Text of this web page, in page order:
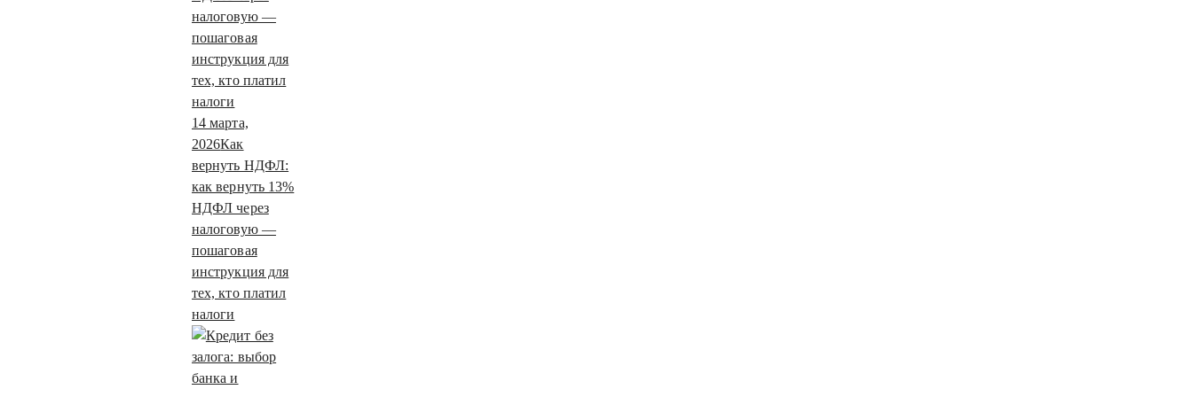
14 марта,
2026Как
вернуть НДФЛ:
как вернуть 13%
НДФЛ через
налоговую —
пошаговая
инструкция для
тех, кто платил
налоги